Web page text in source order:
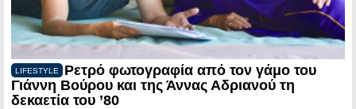
LIFESTYLE
Ρετρό φωτογραφία από τον γάμο του
Γιάννη Βούρου και της Άννας Αδριανού τη
δεκαετία του ’80